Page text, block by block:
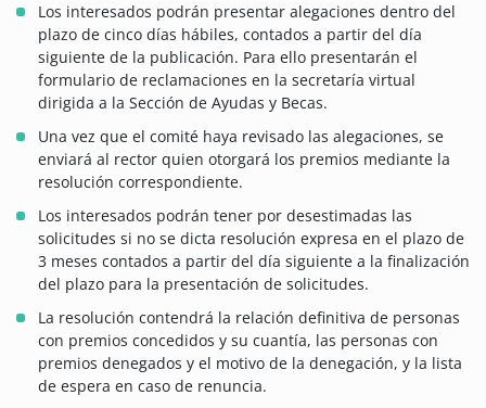
Los interesados podrán presentar alegaciones dentro del
plazo de cinco días hábiles, contados a partir del día
siguiente de la publicación. Para ello presentarán el
formulario de reclamaciones en la secretaría virtual
dirigida a la Sección de Ayudas y Becas.
Una vez que el comité haya revisado las alegaciones, se
enviará al rector quien otorgará los premios mediante la
resolución correspondiente.
Los interesados podrán tener por desestimadas las
solicitudes si no se dicta resolución expresa en el plazo de
3 meses contados a partir del día siguiente a la finalización
del plazo para la presentación de solicitudes.
La resolución contendrá la relación definitiva de personas
con premios concedidos y su cuantía, las personas con
premios denegados y el motivo de la denegación, y la lista
de espera en caso de renuncia.